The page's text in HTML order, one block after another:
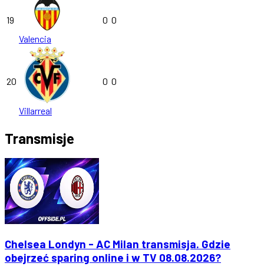
19
Valencia
0 0
20
Villarreal
0 0
Transmisje
Chelsea Londyn - AC Milan transmisja. Gdzie
obejrzeć sparing online i w TV 08.08.2026?